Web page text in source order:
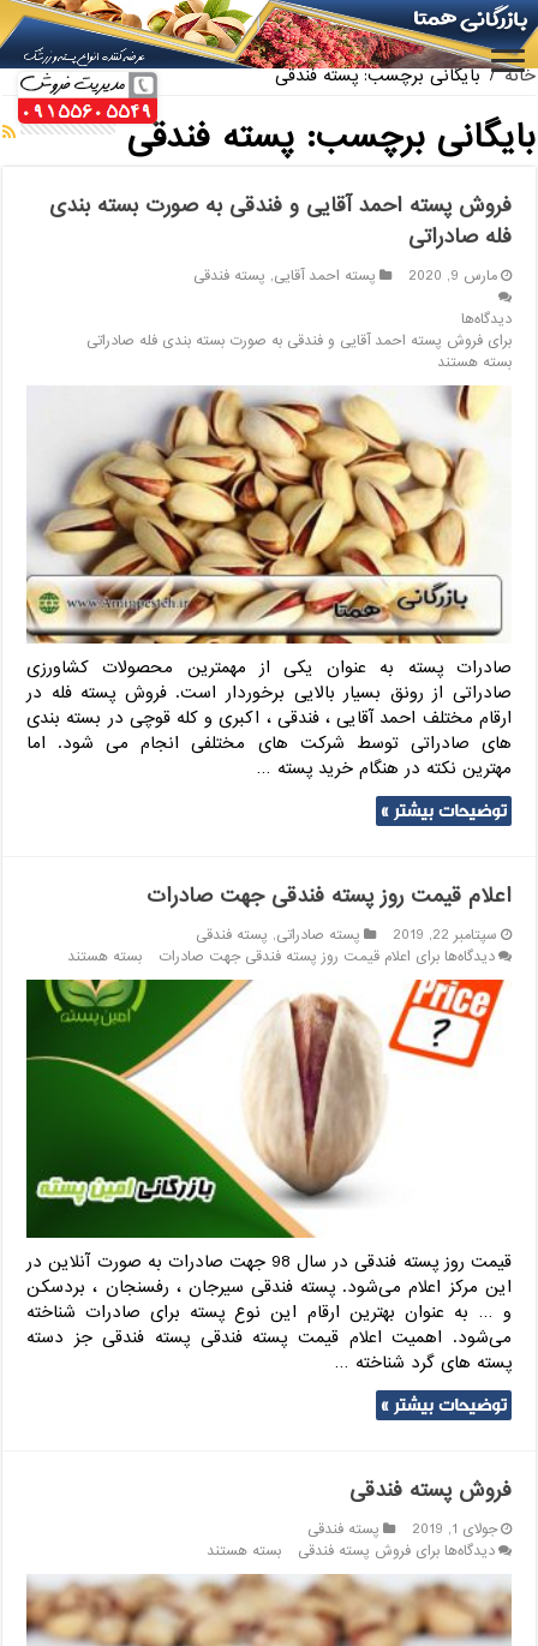
ارائه کننده بهترین پسته کله قوچی سیرجان
خانه / بایگانی برچسب: پسته فندقی
بایگانی برچسب:پسته فندقی
فروش پسته احمد آقایی و فندقی به صورت بسته بندی
فله صادراتی
مارس 9, 2020 پسته احمد آقایی, پسته فندقی
دیدگاه‌ها
برای فروش پسته احمد آقایی و فندقی به صورت بسته بندی فله صادراتی
بسته هستند
صادرات پسته به عنوان یکی از مهمترین محصولات کشاورزی
صادراتی از رونق بسیار بالایی برخوردار است. فروش پسته فله در
ارقام مختلف احمد آقایی ، فندقی ، اکبری و کله قوچی در بسته بندی
های صادراتی توسط شرکت های مختلفی انجام می شود. اما
مهترین نکته در هنگام خرید پسته …
توضیحات بیشتر »
اعلام قیمت روز پسته فندقی جهت صادرات
سپتامبر 22, 2019 پسته صادراتی, پسته فندقی
دیدگاه‌هابرای اعلام قیمت روز پسته فندقی جهت صادرات بسته هستند
قیمت روز پسته فندقی در سال 98 جهت صادرات به صورت آنلاین در
این مرکز اعلام می‌شود. پسته فندقی سیرجان ، رفسنجان ، بردسکن
و … به عنوان بهترین ارقام این نوع پسته برای صادرات شناخته
می‌شود. اهمیت اعلام قیمت پسته فندقی پسته فندقی جز دسته
پسته های گرد شناخته …
توضیحات بیشتر »
فروش پسته فندقی
جولای 1, 2019
پسته فندقی
دیدگاه‌هابرای فروش پسته فندقی بسته هستند